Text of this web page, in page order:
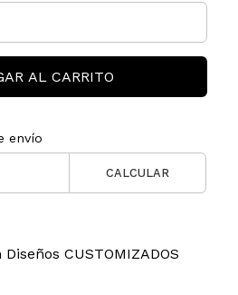
AL CARRITO
envío
CALCULAR
CUSTOMIZADOS